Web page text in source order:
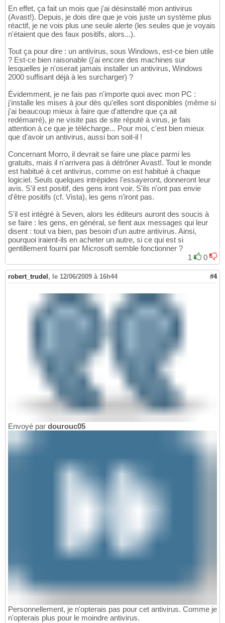
En effet, ça fait un mois que j'ai désinstallé mon antivirus
(Avast!). Depuis, je dois dire que je vois juste un système plus
réactif, je ne vois plus une seule alerte (les seules que je voyais
n'étaient que des faux positifs, alors...).
Tout ça pour dire : un antivirus, sous Windows, est-ce bien utile
? Est-ce bien raisonable (j'ai encore des machines sur
lesquelles je n'oserait jamais installer un antivirus, Windows
2000 suffisant déjà à les surcharger) ?
Évidemment, je ne fais pas n'importe quoi avec mon PC :
j'installe les mises à jour dès qu'elles sont disponibles (même si
j'ai beaucoup mieux à faire que d'attendre que ça ait
redémarré), je ne visite pas de site réputé à virus, je fais
attention à ce que je télécharge... Pour moi, c'est bien mieux
que d'avoir un antivirus, aussi bon soit-il !
Concernant Morro, il devrait se faire une place parmi les
gratuits, mais il n'arrivera pas à détrôner Avast!. Tout le monde
est habitué à cet antivirus, comme on est habitué à chaque
logiciel. Seuls quelques intrépides l'essayeront, donneront leur
avis. S'il est positif, des gens iront voir. S'ils n'ont pas envie
d'être positifs (cf. Vista), les gens n'iront pas.
S'il est intégré à Seven, alors les éditeurs auront des soucis à
se faire : les gens, en général, se fient aux messages qui leur
disent : tout va bien, pas besoin d'un autre antivirus. Ainsi,
pourquoi iraient-ils en acheter un autre, si ce qui est si
gentillement fourni par Microsoft semble fonctionner ?
1
0
robert_trudel , le 12/06/2009 à 16h44 #4
Envoyé par dourouc05
Personnellement, je n'opterais pas pour cet antivirus. Comme je
n'opterais plus pour le moindre antivirus.